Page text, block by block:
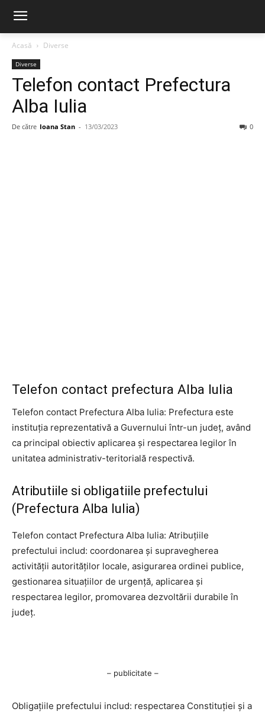
Acasă Diverse
Diverse
Telefon contact Prefectura
Alba Iulia
De către Ioana Stan - 13/03/2023 0
Telefon contact prefectura Alba Iulia
Telefon contact Prefectura Alba Iulia: Prefectura este
instituția reprezentativă a Guvernului într-un județ, având
ca principal obiectiv aplicarea și respectarea legilor în
unitatea administrativ-teritorială respectivă.
Atributiile si obligatiile prefectului
(Prefectura Alba Iulia)
Telefon contact Prefectura Alba Iulia: Atribuțiile
prefectului includ: coordonarea și supravegherea
activității autorităților locale, asigurarea ordinei publice,
gestionarea situațiilor de urgență, aplicarea și
respectarea legilor, promovarea dezvoltării durabile în
județ.
– publicitate –
Obligațiile prefectului includ: respectarea Constituției și a